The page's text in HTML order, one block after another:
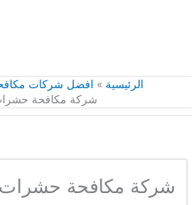
الرئيسية
افضل شركات
شركة مكافحة
شركة مكافحة